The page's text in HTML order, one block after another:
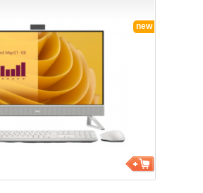
new